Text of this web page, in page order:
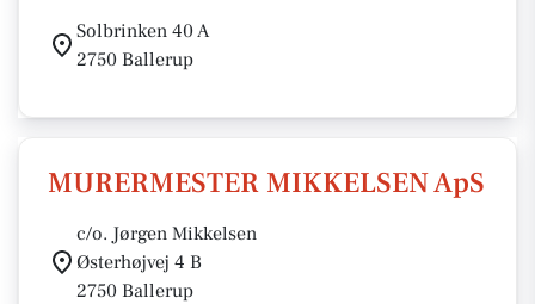
Solbrinken 40 A
2750 Ballerup
MURERMESTER MIKKELSEN ApS
c/o. Jørgen Mikkelsen
Østerhøjvej 4 B
2750 Ballerup